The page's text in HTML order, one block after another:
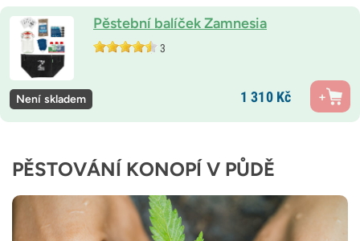
Pěstební balíček Zamnesia
3
Není skladem 1 310Kč
PĚSTOVÁNÍ KONOPÍ V PŮDĚ